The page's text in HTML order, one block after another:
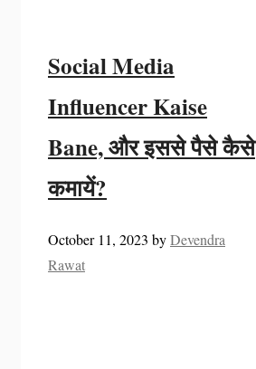
Social Media
Influencer Kaise
Bane, और इससे पैसे कैसे
कमायें?
October 11, 2023 byDevendra
Rawat